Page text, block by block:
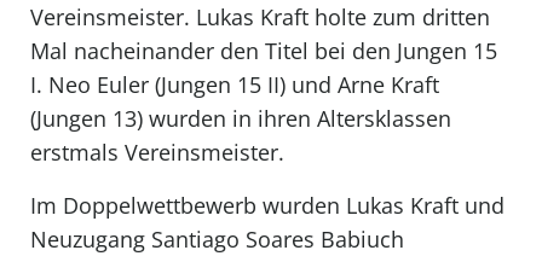
Vereinsmeister. Lukas Kraft holte zum dritten
Mal nacheinander den Titel bei den Jungen 15
I. Neo Euler (Jungen 15 II) und Arne Kraft
(Jungen 13) wurden in ihren Altersklassen
erstmals Vereinsmeister.
Im Doppelwettbewerb wurden Lukas Kraft und
Neuzugang Santiago Soares Babiuch